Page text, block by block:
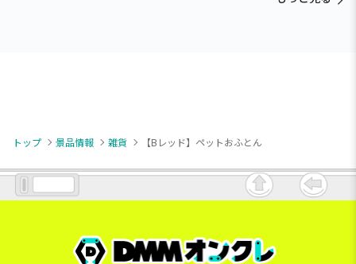
トップ 景品情報 雑貨 【Bレッド】ペットおふとん